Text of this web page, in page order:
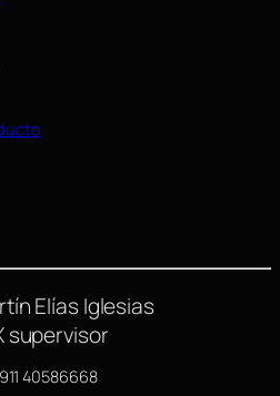
Elías Iglesias
supervisor
40586668